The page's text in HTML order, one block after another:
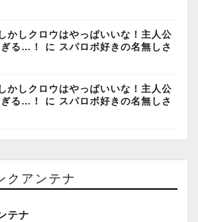
かしクロウはやっぱいいな！主人公
る…！
に スパロボ好きの名無しさ
かしクロウはやっぱいいな！主人公
る…！
に スパロボ好きの名無しさ
クアンテナ
テナ